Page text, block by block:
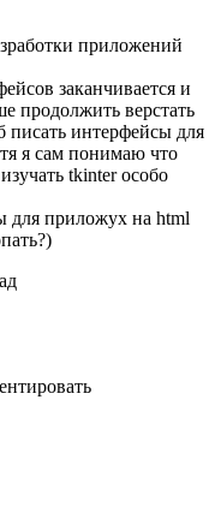
приложений
заканчивается и
продолжить верстать
писать интерфейсы для
я сам понимаю что
tkinter особо
для приложух на html